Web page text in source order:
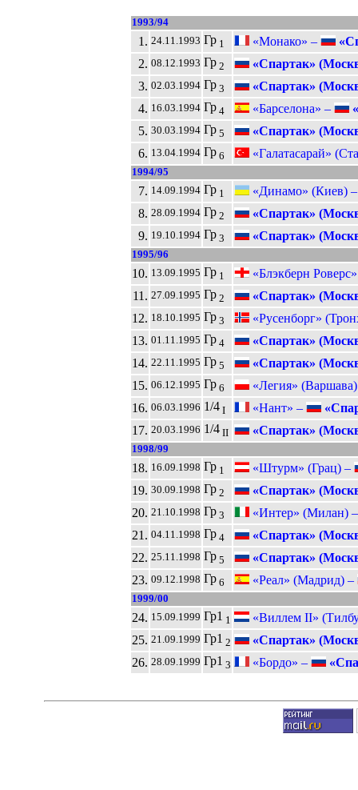
1993/94
1. 24.11.1993 Гр1 «Монако» –
2. 08.12.1993 Гр2
«Спартак»
3. 02.03.1994 Гр3
«Спартак»
4. 16.03.1994 Гр4 «Барселона» –
5. 30.03.1994 Гр5
«Спартак»
6. 13.04.1994 Гр6 «Галатасарай»
1994/95
7. 14.09.1994 Гр1
«Динамо» (Киев)
8. 28.09.1994 Гр2
«Спартак»
9. 19.10.1994 Гр3 «Спартак»
1995/96
10. 13.09.1995 Гр1
«Блэкберн
11. 27.09.1995 Гр2
«Спартак»
12. 18.10.1995 Гр3
«Русенборг»
13. 01.11.1995 Гр4
«Спартак»
14. 22.11.1995 Гр5
«Спартак»
15. 06.12.1995 Гр6
«Легия»
16. 06.03.1996 1/4I «Нант» –
17. 20.03.1996 1/4II «Спартак»
1998/99
18. 16.09.1998 Гр1
«Штурм» (Грац) –
19. 30.09.1998 Гр2
«Спартак»
20. 21.10.1998 Гр3
«Интер» (Милан)
21. 04.11.1998 Гр4
«Спартак»
22. 25.11.1998 Гр5
«Спартак»
23. 09.12.1998 Гр6 «Реал» (Мадрид) –
1999/00
24. 15.09.1999 Гр1 1
«Виллем II»
25. 21.09.1999 Гр1 2
«Спартак»
26. 28.09.1999 Гр1 3 «Бордо» –